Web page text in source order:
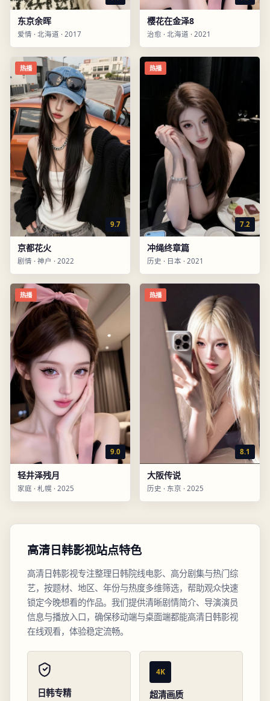
东京余晖
爱情 · 北海道 · 2017
樱花在金泽8
治愈 · 北海道 · 2021
热播
9.7
京都花火
剧情 · 神户 · 2022
热播
7.2
冲绳终章篇
历史 · 日本 · 2021
热播
9.0
轻井泽残月
家庭 · 札幌 · 2025
热播
8.1
大阪传说
历史 · 东京 · 2025
高清日韩影视站点特色
高清日韩影视专注整理日韩院线电影、高分剧集与热门综
艺，按题材、地区、年份与热度多维筛选，帮助观众快速
锁定今晚想看的作品。我们提供清晰剧情简介、导演演员
信息与播放入口，确保移动端与桌面端都能高清日韩影视
在线观看，体验稳定流畅。
日韩专精
4K
超清画质